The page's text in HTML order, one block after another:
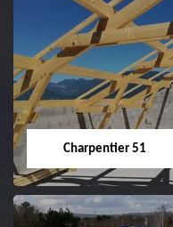
Entreprise de
couverture 51
Charpentier 51